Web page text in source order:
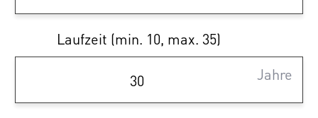
inkludiert. Die Heizung erfolgt mittels
Fußbodenheizung, die Wärmeversorgung
über eine energieschonende Luft-Wasser-
Details über die Ausstattung
Laufzeit (min. 10, max. 35)
Jahre